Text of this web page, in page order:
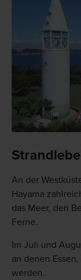
An der
Hayama
das Meer, den
Ferne.
Im Juli und
an denen
werden.